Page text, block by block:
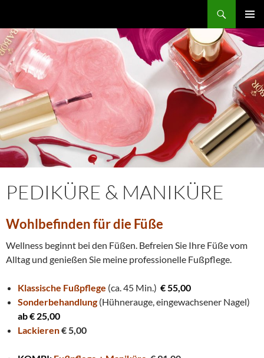
springen
MENÜ
PEDIKÜRE & MANIKÜRE
Wohlbefinden für die Füße
Wellness beginnt bei den Füßen. Befreien Sie Ihre Füße vom
Alltag und genießen Sie meine professionelle Fußpflege.
Klassische Fußpflege (ca. 45 Min.) € 55,00
Sonderbehandlung(Hühnerauge, eingewachsener Nagel)
ab € 25,00
Lackieren€ 5,00